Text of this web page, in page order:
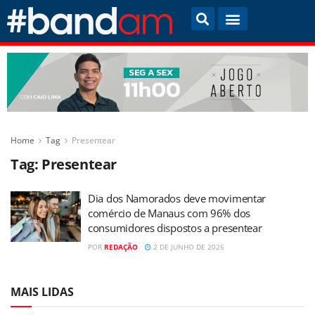
Home Tag Presentear
Tag: Presentear
Dia dos Namorados deve movimentar
comércio de Manaus com 96% dos
consumidores dispostos a presentear
POR REDAÇÃO 2 DE JUNHO DE 2026
MAIS LIDAS